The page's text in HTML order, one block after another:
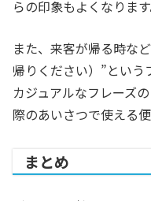
らの印象もよくなります
また、来客が帰る時な
帰りください）”という
カジュアルなフレーズ
際のあいさつで使える
まとめ